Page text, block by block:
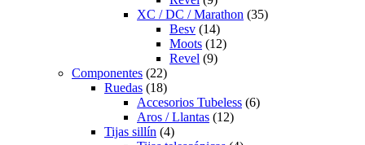
XC / DC / Marathon (35)
Besv (14)
Moots (12)
Revel (9)
Componentes (22)
Ruedas (18)
Accesorios Tubeless (6)
Aros / Llantas (12)
Tijas sillín (4)